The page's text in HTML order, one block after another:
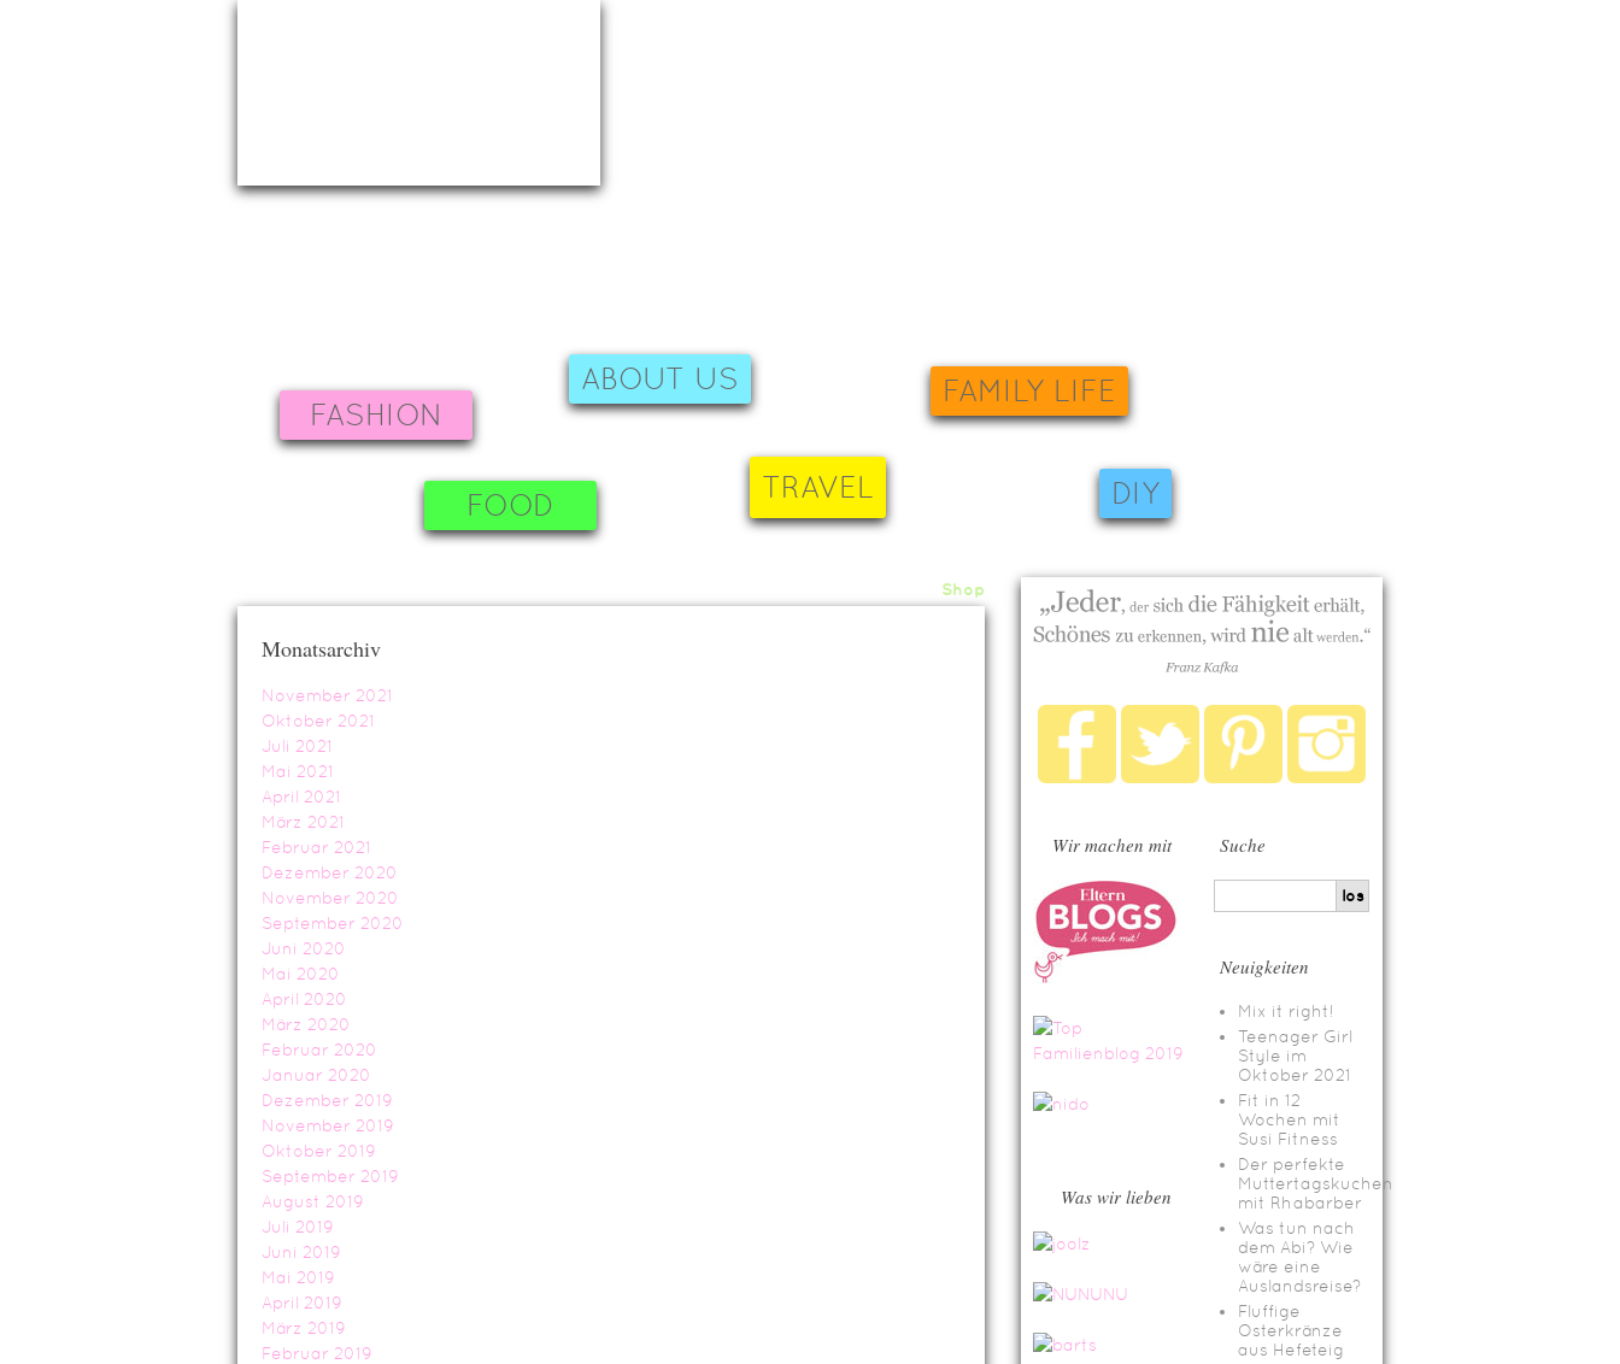
FASHION
FOOD
TRAVEL DIY
ABOUT US FAMILY LIFE
Shop
Monatsarchiv
November 2021
Oktober 2021
Juli 2021
Mai 2021
April 2021
März 2021
Februar 2021
Dezember 2020
November 2020
September 2020
Juni 2020
Mai 2020
April 2020
März 2020
Februar 2020
Januar 2020
Dezember 2019
November 2019
Oktober 2019
September 2019
August 2019
Juli 2019
Juni 2019
Mai 2019
April 2019
März 2019
Februar 2019
Wir machen mit
Was wir lieben
Suche
Neuigkeiten
Mix it right!
Teenager Girl
Style im
Oktober 2021
Fit in 12
Wochen mit
Susi Fitness
Der perfekte
Muttertagskuchen
mit Rhabarber
Was tun nach
dem Abi? Wie
wäre eine
Auslandsreise?
Fluffige
Osterkränze
aus Hefeteig